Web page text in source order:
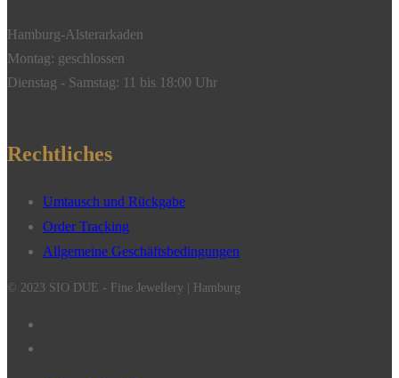
Hamburg-Alsterarkaden
Montag: geschlossen
Dienstag - Samstag: 11 bis 18:00 Uhr
Rechtliches
Umtausch und Rückgabe
Order Tracking
Allgemeine Geschäftsbedingungen
© 2023 SIO DUE - Fine Jewellery | Hamburg